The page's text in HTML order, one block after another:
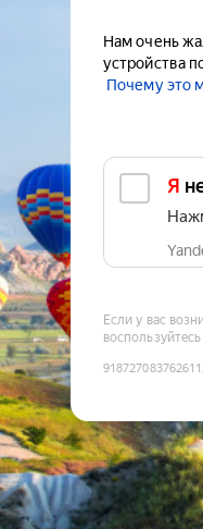
Нам очень
устройства
Почему это
Я
Если у вас
воспользуйтесь